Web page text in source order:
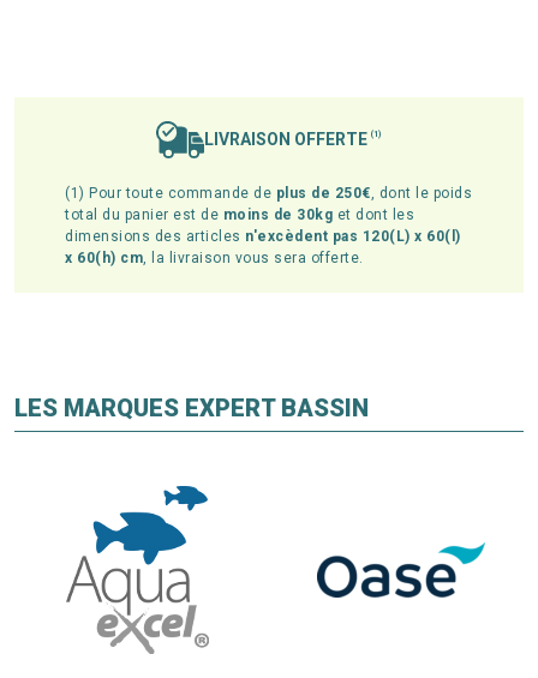
LIVRAISON OFFERTE (1)
(1) Pour toute commande de plus de 250€, dont le poids
total du panier est de moins de 30kg et dont les
dimensions des articles n'excèdent pas 120(L) x 60(l)
x 60(h) cm, la livraison vous sera offerte.
LES MARQUES EXPERT BASSIN